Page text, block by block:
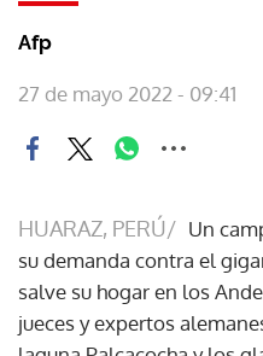
Afp
27 de mayo 2022 - 09:41
HUARAZ, PERÚ/ Un
su demanda contra el
salve su hogar en los
jueces y expertos